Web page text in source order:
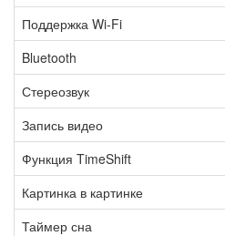
Поддержка Wi-Fi
Bluetooth
Стереозвук
Запись видео
Функция TimeShift
Картинка в картинке
Таймер сна